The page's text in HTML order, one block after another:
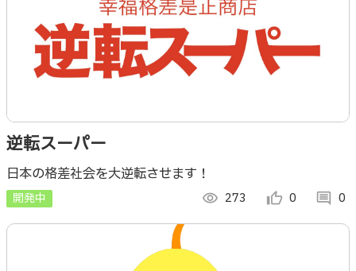
逆転スーパー
日本の格差社会を大逆転させます！
開発中 visibility 273 thumb_up_alt 0 comment 0